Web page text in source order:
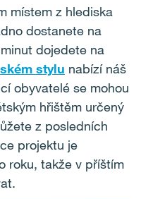
místem z hlediska
dostanete na
dojedete na
stylu nabízí náš
obyvatelé se mohou
hřištěm určený
z posledních
projektu je
roku, takže v příštím